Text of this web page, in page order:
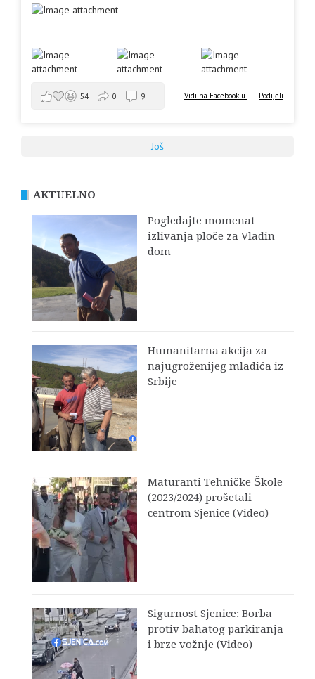
Vidi na Facebook-u · Podijeli
54 0 9
Još
AKTUELNO
Pogledajte momenat
izlivanja ploče za Vladin
dom
Humanitarna akcija za
najugroženijeg mladića iz
Srbije
Maturanti Tehničke Škole
(2023/2024) prošetali
centrom Sjenice (Video)
Sigurnost Sjenice: Borba
protiv bahatog parkiranja
i brze vožnje (Video)